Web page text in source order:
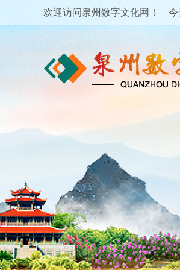
欢迎访问泉州数字文化网！ 今